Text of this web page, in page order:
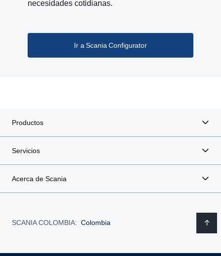
necesidades cotidianas.
Ir a Scania Configurator
Productos
Servicios
Acerca de Scania
SCANIA COLOMBIA: Colombia